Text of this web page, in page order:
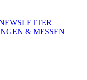
& MESSEN